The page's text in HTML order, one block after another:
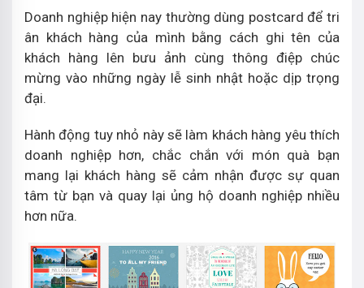
Doanh nghiệp hiện nay thường dùng postcard để tri
ân khách hàng của mình bằng cách ghi tên của
khách hàng lên bưu ảnh cùng thông điệp chúc
mừng vào những ngày lễ sinh nhật hoặc dịp trọng
đại.
Hành động tuy nhỏ này sẽ làm khách hàng yêu thích
doanh nghiệp hơn, chắc chắn với món quà bạn
mang lại khách hàng sẽ cảm nhận được sự quan
tâm từ bạn và quay lại ủng hộ doanh nghiệp nhiều
hơn nữa.